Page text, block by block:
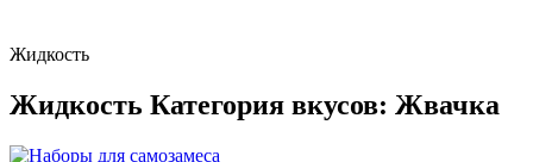
Жидкость
Жидкость Категория вкусов: Жвачка